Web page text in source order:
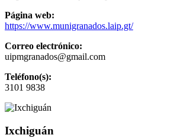
Página web:
https://www.munigranados.laip.gt/
Correo electrónico:
uipmgranados@gmail.com
Teléfono(s):
3101 9838
Ixchiguán